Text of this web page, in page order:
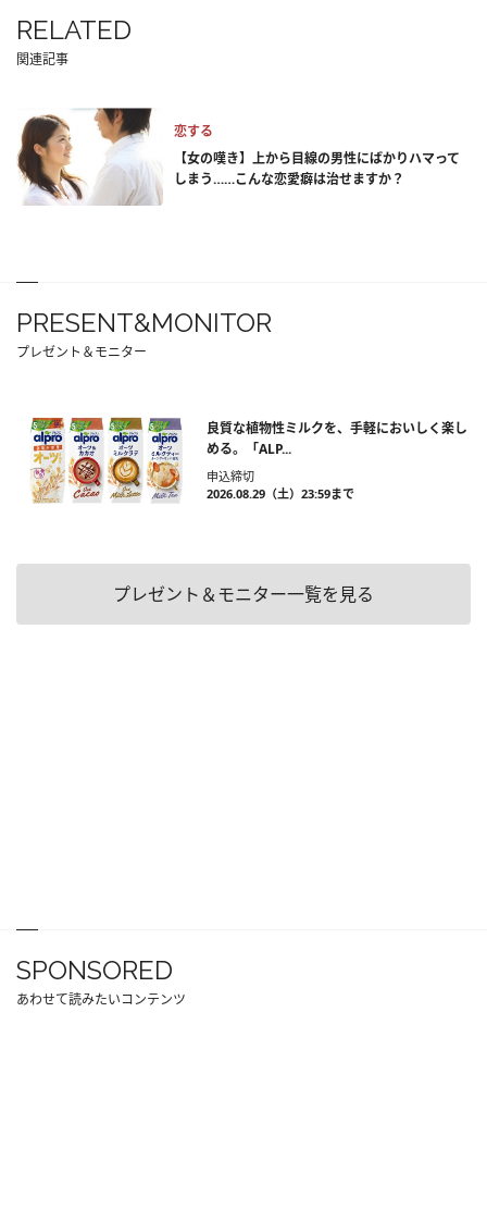
RELATED
関連記事
恋する
【女の嘆き】上から目線の男性にばかりハマって
しまう……こんな恋愛癖は治せますか？
PRESENT&MONITOR
プレゼント＆モニター
良質な植物性ミルクを、手軽においしく楽し
める。「ALP...
申込締切
2026.08.29（土）23:59まで
プレゼント＆モニター一覧を見る
SPONSORED
あわせて読みたいコンテンツ